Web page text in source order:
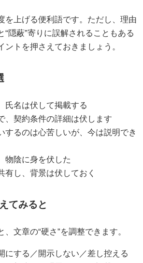
を上げる便利語です。ただし、理由
“隠蔽”寄りに誤解されることもある
ントを押さえておきましょう。
氏名は伏して掲載する
、契約条件の詳細は伏します
するのは心苦しいが、今は説明でき
物陰に身を伏した
有し、背景は伏しておく
てみると
文章の“硬さ”を調整できます。
にする／開示しない／差し控える